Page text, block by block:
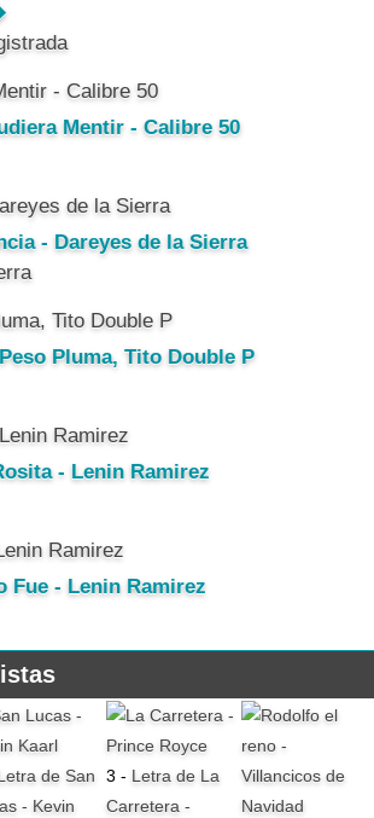
Mentir - Calibre 50
- Dareyes de la Sierra
Pluma, Tito Double P
- Lenin Ramirez
Fue - Lenin Ramirez
de San
- Kevin
3 - Letra de La
Carretera -